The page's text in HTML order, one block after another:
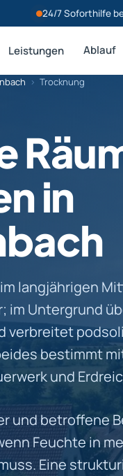
24/7 Soforthilfe
Leistungen Ablauf
› Trocknung
in
langjährigen
im Untergrund
verbreitet
bestimmt
und
und betroffene
Feuchte in
Eine